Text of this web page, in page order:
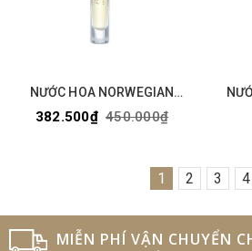
NƯỚC HOA NORWEGIAN
WOOD 10ML
382.500₫ 450.000₫
1 2 3 4
MIỄN PHÍ VẬN CHUYỂN